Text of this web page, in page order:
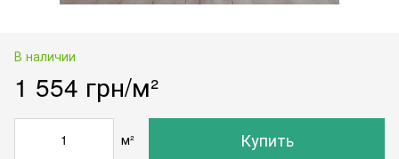
В наличии
1 554 грн/м²
м² Купить